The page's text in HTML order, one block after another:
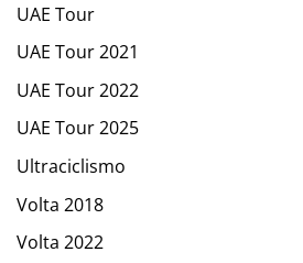
UAE Tour
UAE Tour 2021
UAE Tour 2022
UAE Tour 2025
Ultraciclismo
Volta 2018
Volta 2022